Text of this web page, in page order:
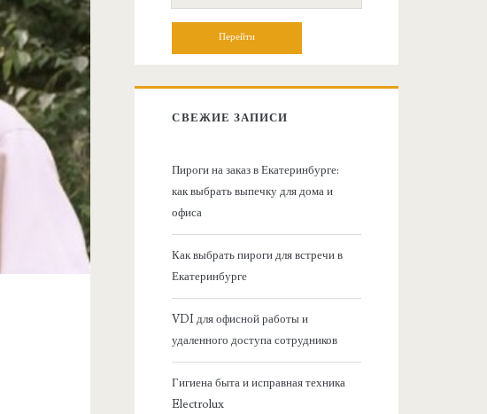
о
о
:
СВЕЖИЕ ЗАПИСИ
Пироги на заказ в Екатеринбурге:
как выбрать выпечку для дома и
офиса
Как выбрать пироги для встречи в
Екатеринбурге
VDI для офисной работы и
удаленного доступа сотрудников
Гигиена быта и исправная техника
Electrolux